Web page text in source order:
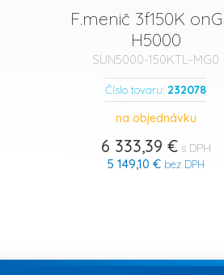
F.menič 3f150K
H5000
SUN5000-150KTL-MG0
Číslo tovaru: 232078
na objednávku
6 333,39 €s DPH
5 149,10 €bez DPH